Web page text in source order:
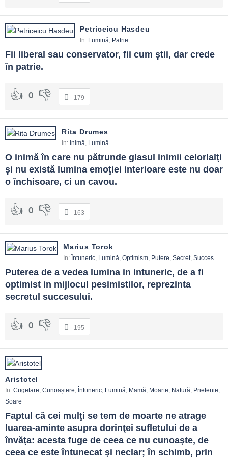
Petriceicu Hasdeu
In: Lumină, Patrie
Fii liberal sau conservator, fii cum ştii, dar crede
în patrie.
0 179
Rita Drumes
In: Inimă, Lumină
O inimă în care nu pătrunde glasul inimii celorlalţi
şi nu există lumina emoţiei interioare este nu doar
o închisoare, ci un cavou.
0 163
Marius Torok
In: Întuneric, Lumină, Optimism, Putere, Secret, Succes
Puterea de a vedea lumina in intuneric, de a fi
optimist in mijlocul pesimistilor, reprezinta
secretul succesului.
0 195
Aristotel
In: Cugetare, Cunoaștere, Întuneric, Lumină, Mamă, Moarte, Natură, Prietenie,
Soare
Faptul că cei mulţi se tem de moarte ne atrage
luarea-aminte asupra dorinţei sufletului de a
învăţa: acesta fuge de ceea ce nu cunoaşte, de
ceea ce este întunecat şi neclar; în schimb, prin